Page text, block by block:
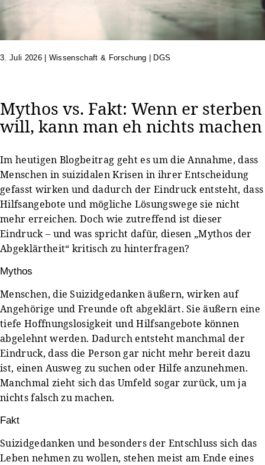
3. Juli 2026| Wissenschaft & Forschung | DGS
Mythos vs. Fakt: Wenn er sterben
will, kann man eh nichts machen
Im heutigen Blogbeitrag geht es um die Annahme, dass
Menschen in suizidalen Krisen in ihrer Entscheidung
gefasst wirken und dadurch der Eindruck entsteht, dass
Hilfsangebote und mögliche Lösungswege sie nicht
mehr erreichen. Doch wie zutreffend ist dieser
Eindruck – und was spricht dafür, diesen „Mythos der
Abgeklärtheit“ kritisch zu hinterfragen?
Mythos
Menschen, die Suizidgedanken äußern, wirken auf
Angehörige und Freunde oft abgeklärt. Sie äußern eine
tiefe Hoffnungslosigkeit und Hilfsangebote können
abgelehnt werden. Dadurch entsteht manchmal der
Eindruck, dass die Person gar nicht mehr bereit dazu
ist, einen Ausweg zu suchen oder Hilfe anzunehmen.
Manchmal zieht sich das Umfeld sogar zurück, um ja
nichts falsch zu machen.
Fakt
Suizidgedanken und besonders der Entschluss sich das
Leben nehmen zu wollen, stehen meist am Ende eines